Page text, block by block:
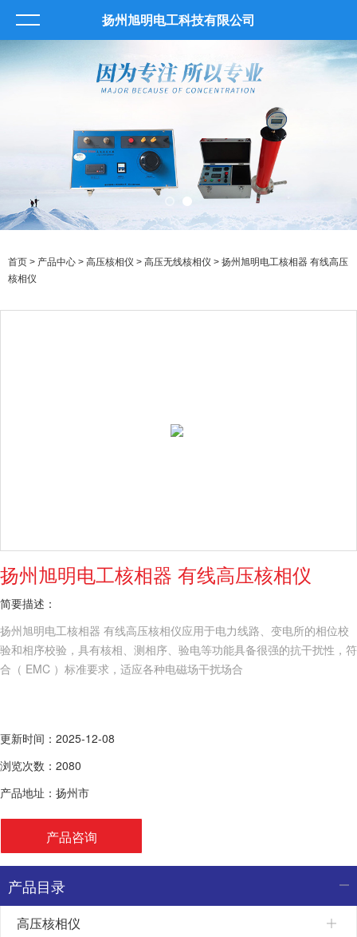
扬州旭明电工科技有限公司
首页 > 产品中心 > 高压核相仪 > 高压无线核相仪 > 扬州旭明电工核相器 有线高压
核相仪
扬州旭明电工核相器 有线高压核相仪
简要描述：
扬州旭明电工核相器 有线高压核相仪应用于电力线路、变电所的相位校
验和相序校验，具有核相、测相序、验电等功能具备很强的抗干扰性，符
合（ EMC ）标准要求，适应各种电磁场干扰场合
更新时间：2025-12-08
浏览次数：2080
产品地址：扬州市
产品咨询
产品目录
高压核相仪